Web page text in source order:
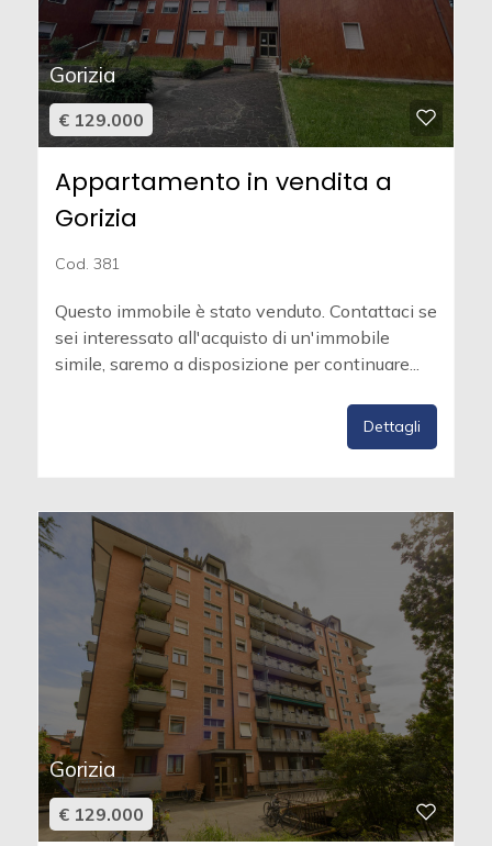
Gorizia
€ 129.000
Appartamento in vendita a
Gorizia
Cod. 381
Questo immobile è stato venduto. Contattaci se
sei interessato all'acquisto di un'immobile
simile, saremo a disposizione per continuare...
Dettagli
Gorizia
€ 129.000